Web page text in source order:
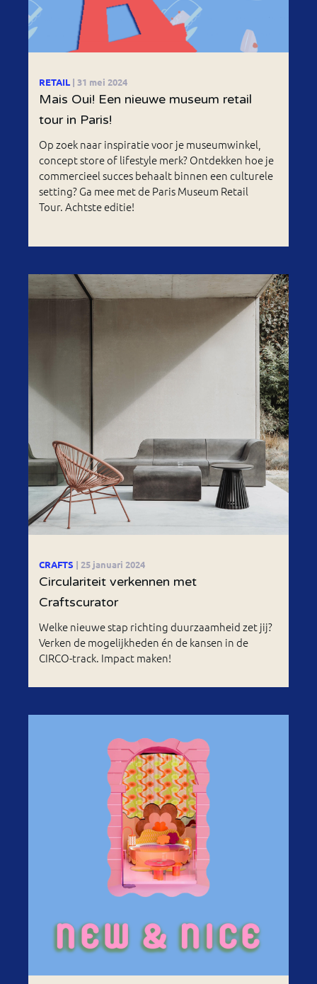
RETAIL | 31 mei 2024
Mais Oui! Een nieuwe museum retail
tour in Paris!
Op zoek naar inspiratie voor je museumwinkel,
concept store of lifestyle merk? Ontdekken hoe je
commercieel succes behaalt binnen een culturele
setting? Ga mee met de Paris Museum Retail
Tour. Achtste editie!
CRAFTS | 25 januari 2024
Circulariteit verkennen met
Craftscurator
Welke nieuwe stap richting duurzaamheid zet jij?
Verken de mogelijkheden én de kansen in de
CIRCO-track. Impact maken!